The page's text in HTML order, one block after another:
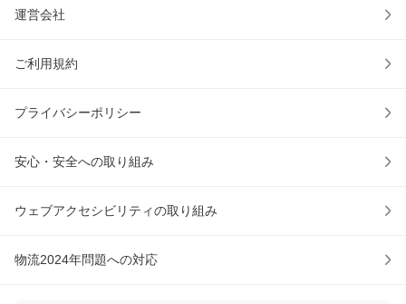
運営会社
ご利用規約
プライバシーポリシー
安心・安全への取り組み
ウェブアクセシビリティの取り組み
物流2024年問題への対応